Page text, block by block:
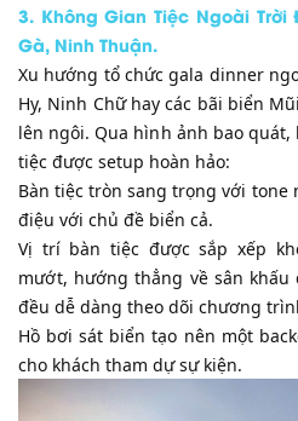
​3. Không Gian Tiệc Ngoài
Gà, Ninh Thuận.
​Xu hướng tổ chức gala dinner
Hy, Ninh Chữ hay các bãi biển
lên ngôi. Qua hình ảnh bao
tiệc được setup hoàn hảo:
​Bàn tiệc tròn sang trọng với tone
điệu với chủ đề biển cả.
​Vị trí bàn tiệc được sắp xếp
mướt, hướng thẳng về sân
đều dễ dàng theo dõi chương
​Hồ bơi sát biển tạo nên một
cho khách tham dự sự kiện.